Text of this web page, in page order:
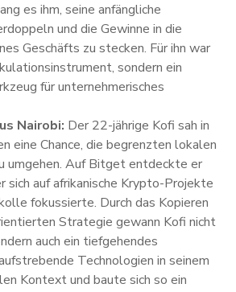
es ihm, seine anfängliche
und die Gewinne in die
Geschäfts zu stecken. Für ihn war
sondern ein
für unternehmerisches
Nairobi: Der 22-jährige Kofi sah in
eine Chance, die begrenzten lokalen
umgehen. Auf Bitget entdeckte er
sich auf afrikanische Krypto-Projekte
fokussierte. Durch das Kopieren
Strategie gewann Kofi nicht
auch ein tiefgehendes
Technologien in seinem
Kontext und baute sich so ein